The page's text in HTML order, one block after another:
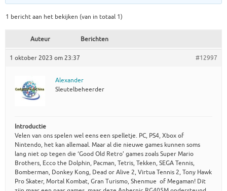
1 bericht aan het bekijken (van in totaal 1)
Auteur Berichten
1 oktober 2023 om 23:37 #12997
Alexander
Sleutelbeheerder
Introductie
Velen van ons spelen wel eens een spelletje. PC, PS4, Xbox of
Nintendo, het kan allemaal. Maar al die nieuwe games kunnen soms
lang niet op tegen die ‘Good Old Retro’ games zoals Super Mario
Brothers, Ecco the Dolphin, Pacman, Tetris, Tekken, SEGA Tennis,
Bomberman, Donkey Kong, Dead or Alive 2, Virtua Tennis 2, Tony Hawk
Pro Skater, Mortal Kombat, Gran Turismo, Shenmue of Megaman! Dit